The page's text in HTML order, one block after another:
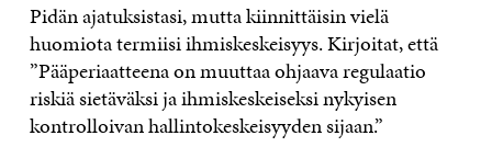
Pidän ajatuksistasi, mutta kiinnittäisin vielä
huomiota termiisi ihmiskeskeisyys. Kirjoitat, että
”Pääperiaatteena on muuttaa ohjaava regulaatio
riskiä sietäväksi ja ihmiskeskeiseksi nykyisen
kontrolloivan hallintokeskeisyyden sijaan.”